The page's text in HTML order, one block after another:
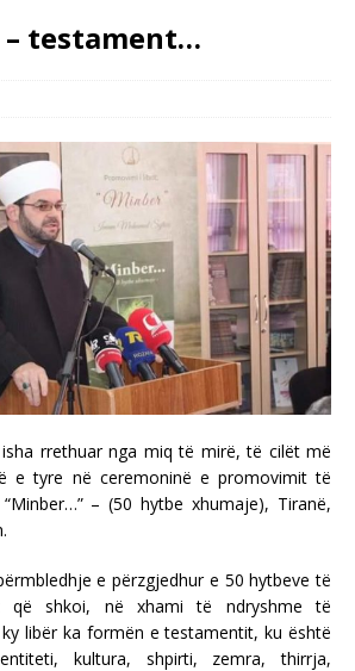
testament…
rrethuar nga miq të mirë, të cilët më
e tyre në ceremoninë e promovimit të
– (50 hytbe xhumaje), Tiranë,
e përzgjedhur e 50 hytbeve të
që shkoi, në xhami të ndryshme të
libër ka formën e testamentit, ku është
kultura, shpirti, zemra, thirrja,